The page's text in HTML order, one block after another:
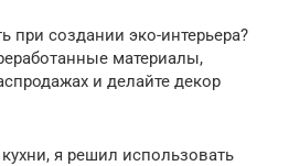
при создании эко-интерьера?
материалы,
и делайте декор
я решил использовать